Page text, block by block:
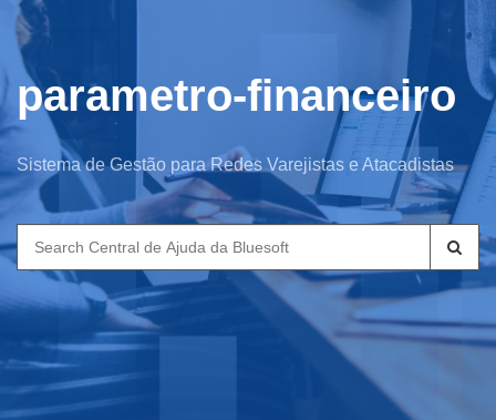
parametro-financeiro
Sistema de Gestão para Redes Varejistas e Atacadistas
Search
for: